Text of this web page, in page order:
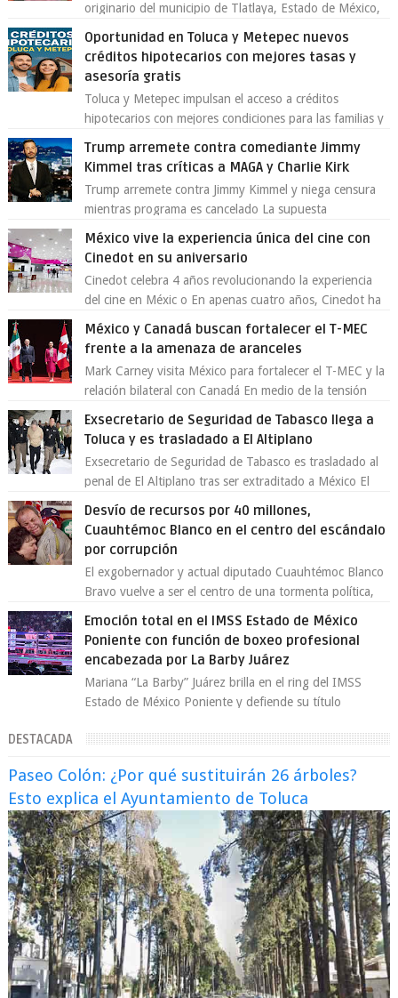
originario del municipio de Tlatlaya, Estado de México,
Oportunidad en Toluca y Metepec nuevos
créditos hipotecarios con mejores tasas y
asesoría gratis
Toluca y Metepec impulsan el acceso a créditos
hipotecarios con mejores condiciones para las familias y
Trump arremete contra comediante Jimmy
Kimmel tras críticas a MAGA y Charlie Kirk
Trump arremete contra Jimmy Kimmel y niega censura
mientras programa es cancelado La supuesta
México vive la experiencia única del cine con
Cinedot en su aniversario
Cinedot celebra 4 años revolucionando la experiencia
del cine en Méxic o En apenas cuatro años, Cinedot ha
México y Canadá buscan fortalecer el T-MEC
frente a la amenaza de aranceles
Mark Carney visita México para fortalecer el T-MEC y la
relación bilateral con Canadá En medio de la tensión
Exsecretario de Seguridad de Tabasco llega a
Toluca y es trasladado a El Altiplano
Exsecretario de Seguridad de Tabasco es trasladado al
penal de El Altiplano tras ser extraditado a México El
exsecretario de Seguridad Públi...
Desvío de recursos por 40 millones,
Cuauhtémoc Blanco en el centro del escándalo
por corrupción
El exgobernador y actual diputado Cuauhtémoc Blanco
Bravo vuelve a ser el centro de una tormenta política,
Emoción total en el IMSS Estado de México
Poniente con función de boxeo profesional
encabezada por La Barby Juárez
Mariana “La Barby” Juárez brilla en el ring del IMSS
Estado de México Poniente y defiende su título
DESTACADA
Paseo Colón: ¿Por qué sustituirán 26 árboles?
Esto explica el Ayuntamiento de Toluca